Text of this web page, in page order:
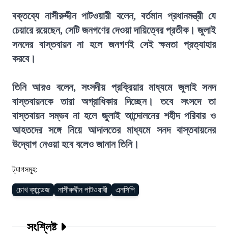
বক্তব্যে নাসীরুদ্দীন পাটওয়ারী বলেন, বর্তমান প্রধানমন্ত্রী যে
চেয়ারে রয়েছেন, সেটি জনগণের দেওয়া দায়িত্বের প্রতীক। জুলাই
সনদের বাস্তবায়ন না হলে জনগণই সেই ক্ষমতা প্রত্যাহার
করবে।
তিনি আরও বলেন, সংসদীয় প্রক্রিয়ার মাধ্যমে জুলাই সনদ
বাস্তবায়নকে তারা অগ্রাধিকার দিচ্ছেন। তবে সংসদে তা
বাস্তবায়ন সম্ভব না হলে জুলাই আন্দোলনের শহীদ পরিবার ও
আহতদের সঙ্গে নিয়ে আদালতের মাধ্যমে সনদ বাস্তবায়নের
উদ্যোগ নেওয়া হবে বলেও জানান তিনি।
ট্যাগসমূহ:
চোখ ব্যান্ডেজ নাসীরুদ্দীন পাটওয়ারী এনসিপি
সংশ্লিষ্ট